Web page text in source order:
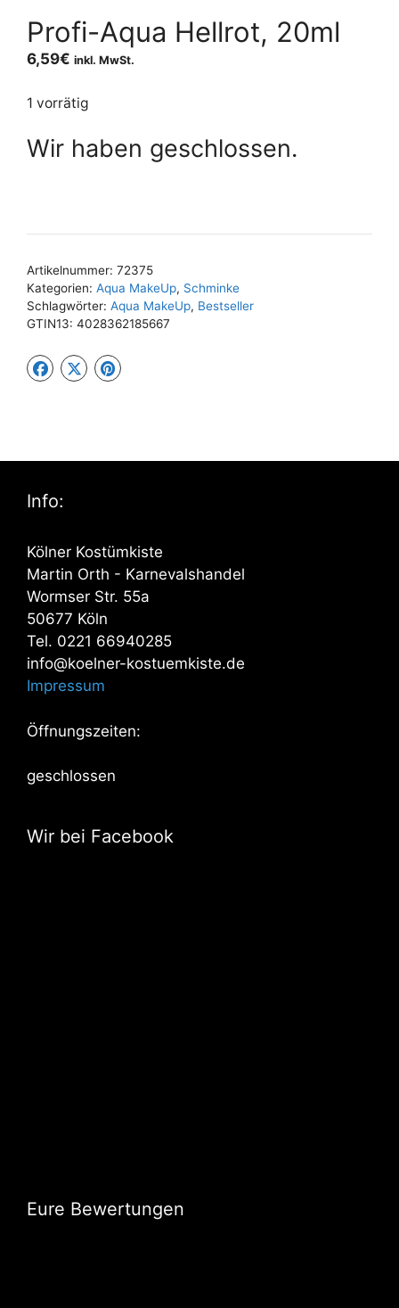
Profi-Aqua Hellrot, 20ml
6,59€ inkl. MwSt.
1 vorrätig
Wir haben geschlossen.
Artikelnummer: 72375
Kategorien: Aqua MakeUp, Schminke
Schlagwörter: Aqua MakeUp, Bestseller
GTIN13: 4028362185667
Info:
Kölner Kostümkiste
Martin Orth - Karnevalshandel
Wormser Str. 55a
50677 Köln
Tel. 0221 66940285
info@koelner-kostuemkiste.de
Impressum
Öffnungszeiten:
geschlossen
Wir bei Facebook
Eure Bewertungen